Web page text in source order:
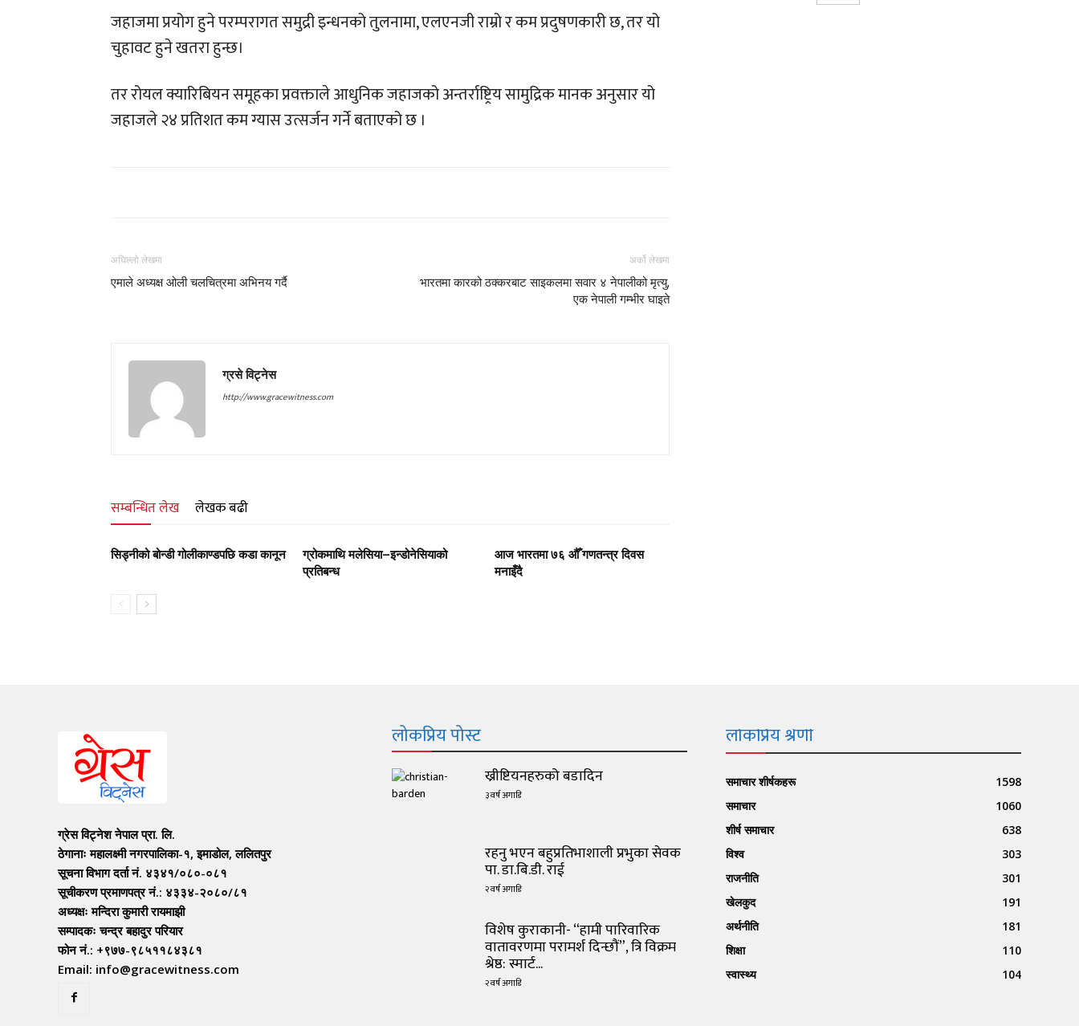
जहाजमा प्रयोग हुने परम्परागत समुद्री इन्धनको तुलनामा, एलएनजी राम्रो र कम प्रदुषणकारी छ, तर यो
चुहावट हुने खतरा हुन्छ।
तर रोयल क्यारिबियन समूहका प्रवक्ताले आधुनिक जहाजको अन्तर्राष्ट्रिय सामुद्रिक मानक अनुसार यो
जहाजले २४ प्रतिशत कम ग्यास उत्सर्जन गर्ने बताएको छ ।
अघिल्लो लेखमा
एमाले अध्यक्ष ओली चलचित्रमा अभिनय गर्दै
अर्को लेखमा
भारतमा कारको ठक्करबाट साइकलमा सवार ४ नेपालीको मृत्यु,
एक नेपाली गम्भीर घाइते
ग्रसे विट्नेस
http://www.gracewitness.com
सम्बन्धित लेख लेखक बढी
सिड्नीको बोन्डी गोलीकाण्डपछि कडा कानून
ग्रोकमाथि मलेसिया–इन्डोनेसियाको
प्रतिबन्ध
आज भारतमा ७६ औँ गणतन्त्र दिवस
मनाइँदै
ग्रेस विट्नेश नेपाल प्रा. लि.
ठेगानाः महालक्ष्मी नगरपालिका-१, इमाडोल, ललितपुर
सूचना विभाग दर्ता नं. ४३४१/०८०-०८१
सूचीकरण प्रमाणपत्र नं.: ४३३४-२०८०/८१
अध्यक्षः मन्दिरा कुमारी रायमाझी
सम्पादकः चन्द्र बहादुर परियार
फोन नं.: +९७७-९८५११८४३८१
Email: info@gracewitness.com
लोकप्रिय पोस्ट
ख्रीष्टियनहरुको बडादिन
३ वर्ष अगाडि
रहनु भएन बहुप्रतिभाशाली प्रभुका सेवक
पा. डा.बि.डी. राई
२ वर्ष अगाडि
विशेष कुराकानी- “हामी पारिवारिक
वातावरणमा परामर्श दिन्छौं”, त्रि विक्रम
श्रेष्ठ: स्मार्ट...
२ वर्ष अगाडि
लोकप्रिय श्रेणी
समाचार शीर्षकहरू
1598
समाचार
1060
शीर्ष समाचार
638
विश्व
303
राजनीति
301
खेलकुद
191
अर्थनीति
181
शिक्षा
110
स्वास्थ्य
104